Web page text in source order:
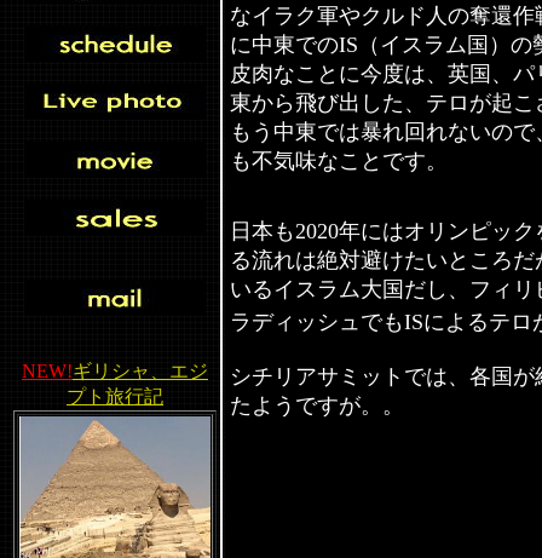
NEW!ギリシャ、エジ
プト旅行記
なイラク軍やクルド人の奪還
に中東でのIS （イスラム国）
皮肉なことに今度は、英国、
東から飛び出した、テロが起
もう中東では暴れ回れないの
も不気味なことです。
日本も2020年にはオリンピッ
る流れは絶対避けたいところ
いるイスラム大国だし、フィ
ラディッシュでもISによるテ
シチリアサミットでは、各国
たようですが。。